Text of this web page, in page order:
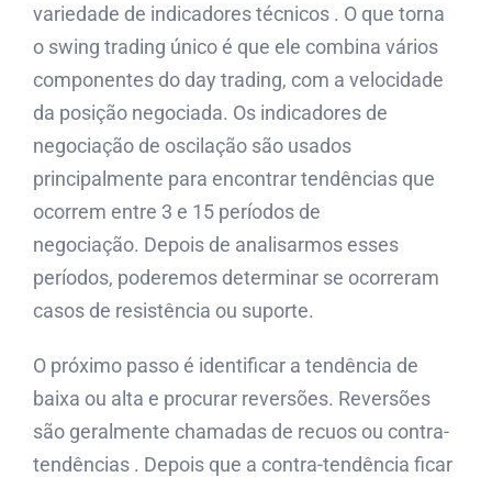
variedade de indicadores técnicos . O que torna
o swing trading único é que ele combina vários
componentes do day trading, com a velocidade
da posição negociada. Os indicadores de
negociação de oscilação são usados ​​
principalmente para encontrar tendências que
ocorrem entre 3 e 15 períodos de
negociação. Depois de analisarmos esses
períodos, poderemos determinar se ocorreram
casos de resistência ou suporte.
O próximo passo é identificar a tendência de
baixa ou alta e procurar reversões. Reversões
são geralmente chamadas de recuos ou contra-
tendências . Depois que a contra-tendência ficar